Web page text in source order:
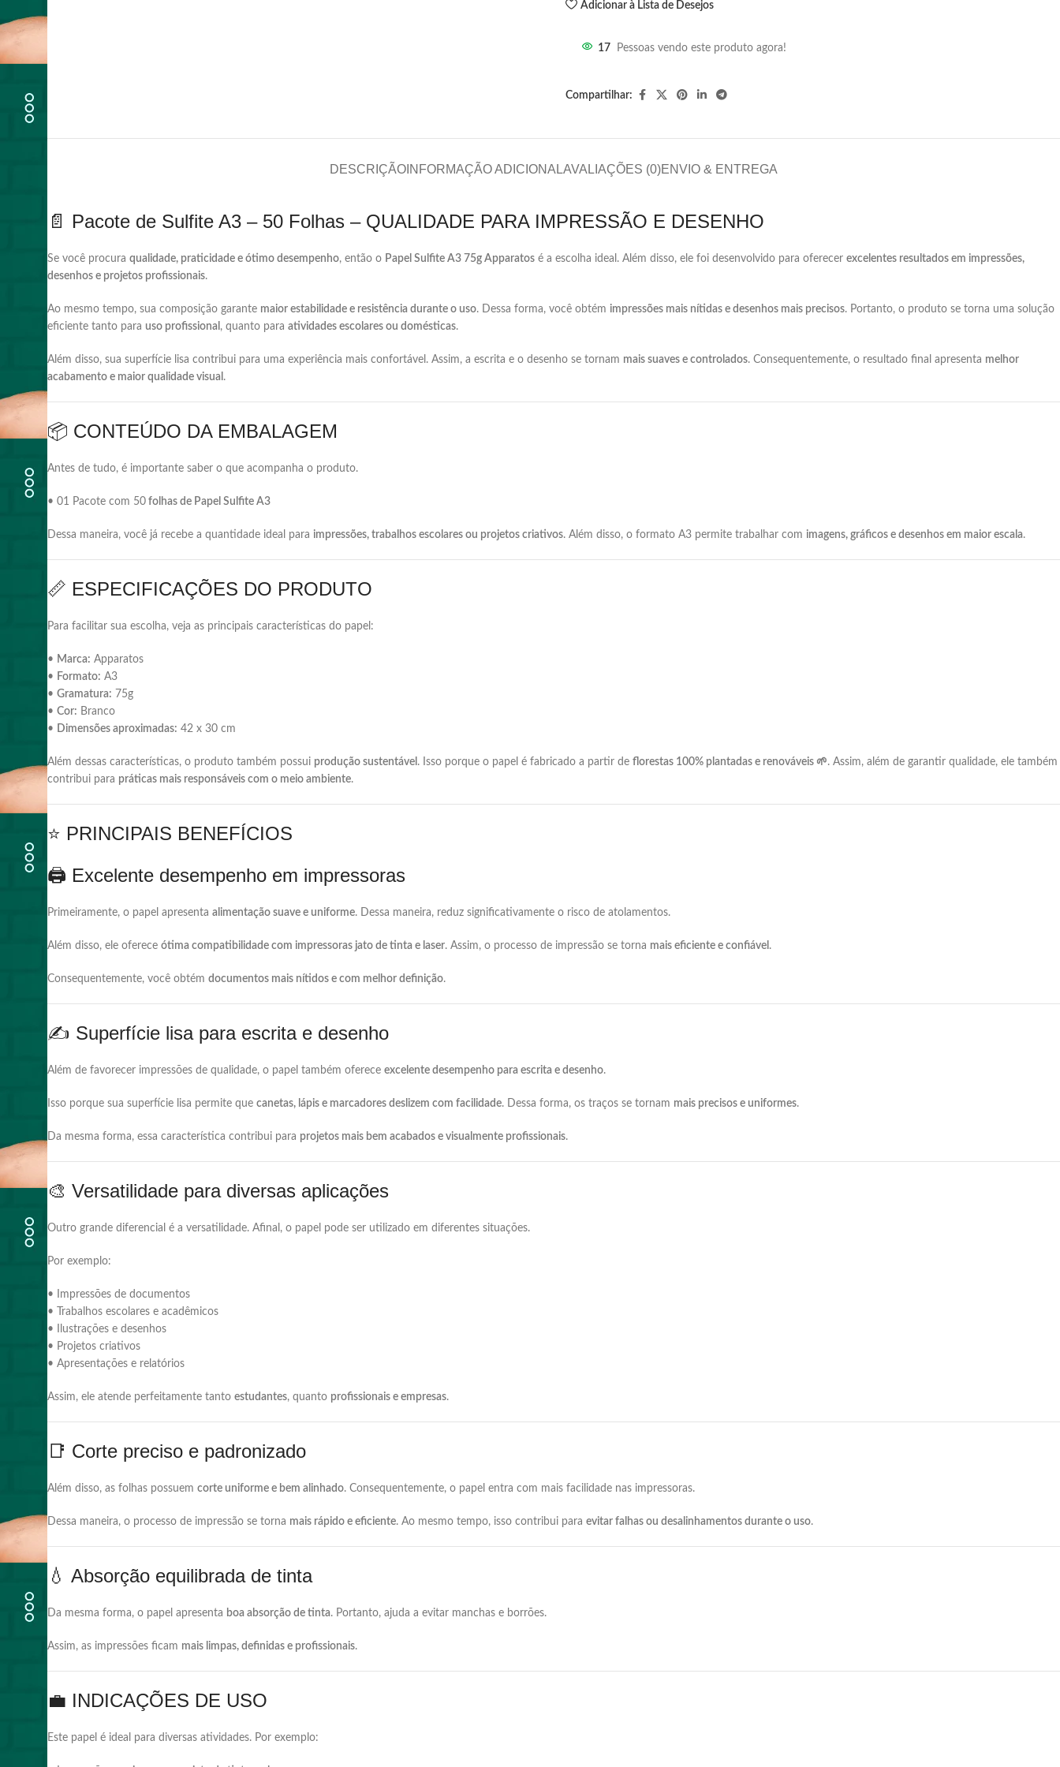
Adicionar à Lista de Desejos
17 Pessoas vendo este produto agora!
Compartilhar:
DESCRIÇÃO INFORMAÇÃO ADICIONALAVALIAÇÕES (0)ENVIO & ENTREGA
📄 Pacote de Sulfite A3 – 50 Folhas – QUALIDADE PARA IMPRESSÃO E DESENHO
Se você procura qualidade, praticidade e ótimo desempenho, então o Papel Sulfite A3 75g Apparatos é a escolha ideal. Além disso, ele foi desenvolvido para oferecer excelentes resultados em impressões,
desenhos e projetos profissionais.
Ao mesmo tempo, sua composição garante maior estabilidade e resistência durante o uso. Dessa forma, você obtém impressões mais nítidas e desenhos mais precisos. Portanto, o produto se torna uma solução
eficiente tanto para uso profissional , quanto para atividades escolares ou domésticas.
Além disso, sua superfície lisa contribui para uma experiência mais confortável. Assim, a escrita e o desenho se tornam mais suaves e controlados. Consequentemente, o resultado final apresenta melhor
acabamento e maior qualidade visual .
📦 CONTEÚDO DA EMBALAGEM
Antes de tudo, é importante saber o que acompanha o produto.
• 01 Pacote com 50 folhas de Papel Sulfite A3
Dessa maneira, você já recebe a quantidade ideal para impressões, trabalhos escolares ou projetos criativos. Além disso, o formato A3 permite trabalhar com imagens, gráficos e desenhos em maior escala.
📏 ESPECIFICAÇÕES DO PRODUTO
Para facilitar sua escolha, veja as principais características do papel:
• Marca: Apparatos
• Formato: A3
• Gramatura: 75g
• Cor: Branco
• Dimensões aproximadas: 42 x 30 cm
Além dessas características, o produto também possui produção sustentável . Isso porque o papel é fabricado a partir de florestas 100% plantadas e renováveis 🌱. Assim, além de garantir qualidade, ele também
contribui para práticas mais responsáveis com o meio ambiente.
⭐ PRINCIPAIS BENEFÍCIOS
🖨️ Excelente desempenho em impressoras
Primeiramente, o papel apresenta alimentação suave e uniforme. Dessa maneira, reduz significativamente o risco de atolamentos.
Além disso, ele oferece ótima compatibilidade com impressoras jato de tinta e laser. Assim, o processo de impressão se torna mais eficiente e confiável .
Consequentemente, você obtém documentos mais nítidos e com melhor definição.
✍️ Superfície lisa para escrita e desenho
Além de favorecer impressões de qualidade, o papel também oferece excelente desempenho para escrita e desenho.
Isso porque sua superfície lisa permite que canetas, lápis e marcadores deslizem com facilidade. Dessa forma, os traços se tornam mais precisos e uniformes.
Da mesma forma, essa característica contribui para projetos mais bem acabados e visualmente profissionais.
🎨 Versatilidade para diversas aplicações
Outro grande diferencial é a versatilidade. Afinal, o papel pode ser utilizado em diferentes situações.
Por exemplo:
• Impressões de documentos
•
Trabalhos escolares e acadêmicos
•
Ilustrações e desenhos
• Projetos criativos
• Apresentações e relatórios
Assim, ele atende perfeitamente tanto estudantes, quanto profissionais e empresas.
📑 Corte preciso e padronizado
Além disso, as folhas possuem corte uniforme e bem alinhado. Consequentemente, o papel entra com mais facilidade nas impressoras.
Dessa maneira, o processo de impressão se torna mais rápido e eficiente. Ao mesmo tempo, isso contribui para evitar falhas ou desalinhamentos durante o uso.
💧 Absorção equilibrada de tinta
Da mesma forma, o papel apresenta boa absorção de tinta. Portanto, ajuda a evitar manchas e borrões.
Assim, as impressões ficam mais limpas, definidas e profissionais.
💼 INDICAÇÕES DE USO
Este papel é ideal para diversas atividades. Por exemplo: